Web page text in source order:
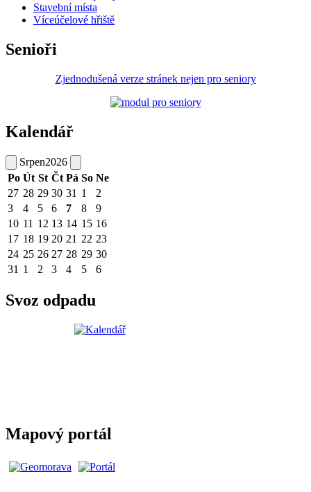
Stavební místa
Víceúčelové hřiště
Senioři
Zjednodušená verze stránek nejen pro seniory
Kalendář
Srpen2026
Po Út St Čt Pá So Ne
27 28 29 30 31 1
2
3
4 5 6 7 8
9
10 11 12 13 14 15 16
17 18 19 20 21 22 23
24 25 26 27 28 29 30
31 1 2 3 4 5 6
Svoz odpadu
Mapový portál